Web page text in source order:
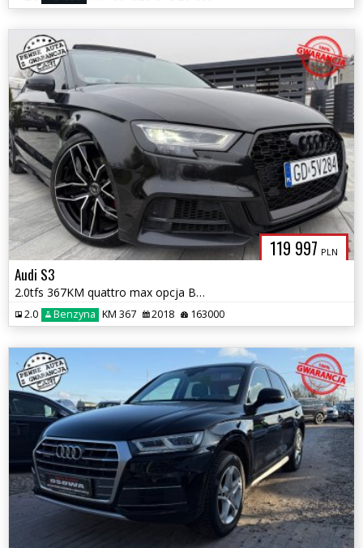
119 997 PLN
Audi S3
2.0tfs 367KM quattro max opcja B&O Navi kamera panorama zamiana gwaran
2.0 Benzyna KM 367 2018 163000